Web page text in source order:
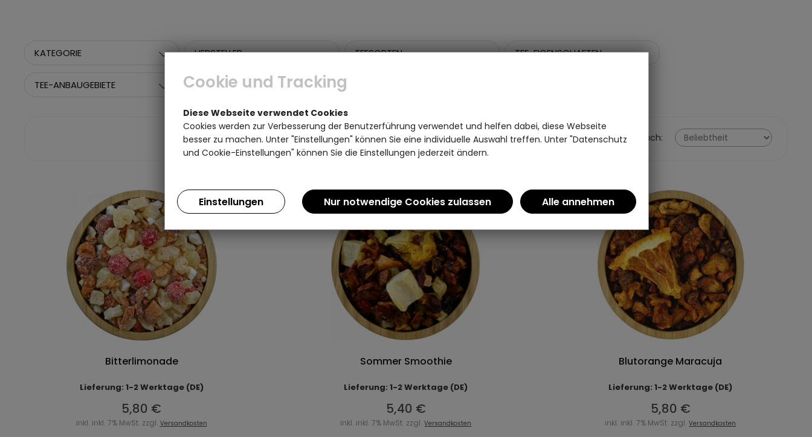
KATEGORIE HERSTELLER TEESORTEN TEE-EIGENSCHAFTEN
TEE-ANBAUGEBIETE GRÖSSE
Sortieren nach:
Artikel pro Seite:
Bitterlimonade
Lieferung: 1-2 Werktage (DE)
5,80 €
inkl. inkl. 7% MwSt. zzgl. Versandkosten
Sommer Smoothie
Lieferung: 1-2 Werktage (DE)
5,40 €
inkl. inkl. 7% MwSt. zzgl.Versandkosten
Blutorange Maracuja
Lieferung: 1-2 Werktage (DE)
5,80 €
inkl. inkl. 7% MwSt. zzgl.Versandkosten
Cookie und Tracking
Diese Webseite verwendet Cookies
Cookies werden zur Verbesserung der Benutzerführung verwendet und helfen dabei, diese Webseite
besser zu machen. Unter "Einstellungen" können Sie eine individuelle Auswahl treffen. Unter "Datenschutz
und Cookie-Einstellungen" können Sie die Einstellungen jederzeit ändern.
Einstellungen